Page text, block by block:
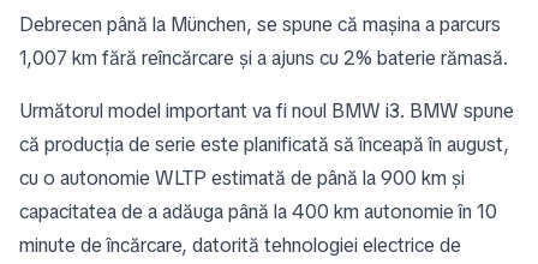
Debrecen până la München, se spune că mașina a parcurs
1,007 km fără reîncărcare și a ajuns cu 2% baterie rămasă.
Următorul model important va fi noul BMW i3. BMW spune
că producția de serie este planificată să înceapă în august,
cu o autonomie WLTP estimată de până la 900 km și
capacitatea de a adăuga până la 400 km autonomie în 10
minute de încărcare, datorită tehnologiei electrice de